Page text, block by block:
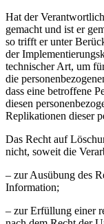
Hat der
gemacht und ist er
so trifft er unter
der
technischer Art, um
die
dass eine betroffene
diesen
Replikationen dieser
Das Recht auf
nicht, soweit die
– zur Ausübung des
Information;
– zur Erfüllung einer